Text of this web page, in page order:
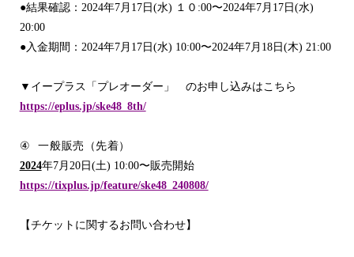
●結果確認： 2024年7月 17日 (水) １０ :00〜2024年7月 17日 (水)
20:00
●入金期間： 2024年7月 17日 (水) 10:00〜2024年7月 18日 (木) 21:00
▼ イープラス「プレオーダー」 のお申し込みはこちら
https://eplus.jp/ske48_8th/
④
一般販売（先着）
2024年7月 20日 (土) 10:00〜販売開始
https://tixplus.jp/feature/ske48_240808/
【チケットに関するお問い合わせ】